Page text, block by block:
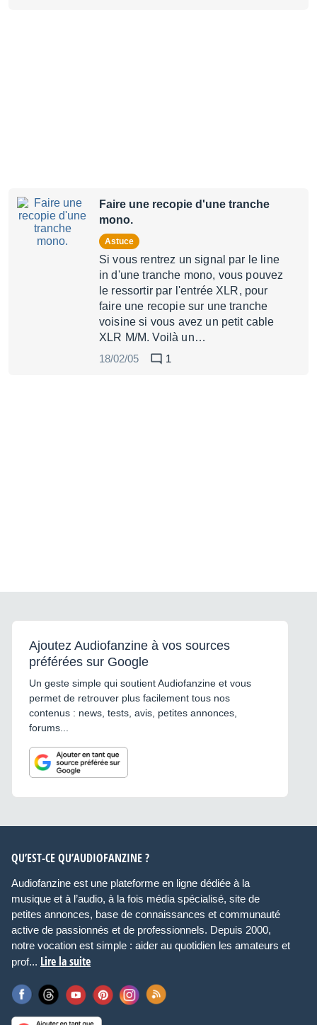
Faire une recopie d'une tranche
mono.
Astuce
Si vous rentrez un signal par le line
in d'une tranche mono, vous pouvez
le ressortir par l'entrée XLR, pour
faire une recopie sur une tranche
voisine si vous avez un petit cable
XLR M/M. Voilà un…
18/02/05
1
Ajoutez Audiofanzine à vos sources
préférées sur Google
Un geste simple qui soutient Audiofanzine et vous
permet de retrouver plus facilement tous nos
contenus : news, tests, avis, petites annonces,
forums...
QU’EST-CE QU’AUDIOFANZINE ?
Audiofanzine est une plateforme en ligne dédiée à la
musique et à l’audio, à la fois média spécialisé, site de
petites annonces, base de connaissances et communauté
active de passionnés et de professionnels. Depuis 2000,
notre vocation est simple : aider au quotidien les amateurs et
prof... Lire la suite